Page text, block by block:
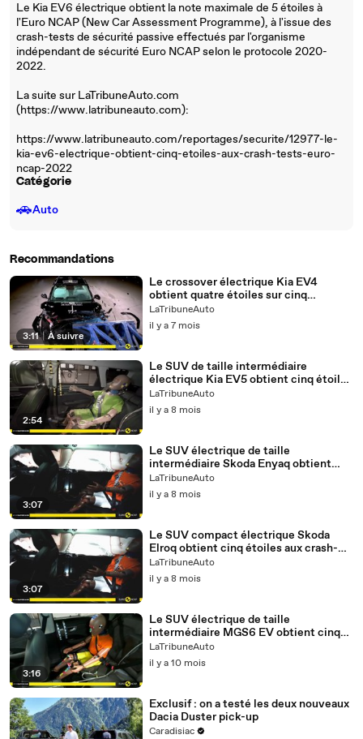
Le Kia EV6 électrique obtient la note maximale de 5 étoiles à
l'Euro NCAP (New Car Assessment Programme), à l'issue des
crash-tests de sécurité passive effectués par l'organisme
indépendant de sécurité Euro NCAP selon le protocole 2020-
2022.
La suite sur LaTribuneAuto.com
(https://www.latribuneauto.com):
https://www.latribuneauto.com/reportages/securite/12977-le-
kia-ev6-electrique-obtient-cinq-etoiles-aux-crash-tests-euro-
ncap-2022
Catégorie
🚗Auto
Recommandations
3:11 | À suivre
Le crossover électrique Kia EV4
obtient quatre étoiles sur cinq
possibles aux crash-tests Euro NCAP
2025
LaTribuneAuto
il y a 7 mois
2:54
Le SUV de taille intermédiaire
électrique Kia EV5 obtient cinq étoiles
aux crash-tests Euro NCAP 2025
LaTribuneAuto
il y a 8 mois
3:07
Le SUV électrique de taille
intermédiaire Skoda Enyaq obtient
cinq étoiles aux crash-tests Euro
NCAP 2025
LaTribuneAuto
il y a 8 mois
3:07
Le SUV compact électrique Skoda
Elroq obtient cinq étoiles aux crash-
tests Euro NCAP 2025
LaTribuneAuto
il y a 8 mois
3:16
Le SUV électrique de taille
intermédiaire MGS6 EV obtient cinq
étoiles aux crash-tests Euro NCAP
2025
LaTribuneAuto
il y a 10 mois
Exclusif : on a testé les deux nouveaux
Dacia Duster pick-up
Caradisiac